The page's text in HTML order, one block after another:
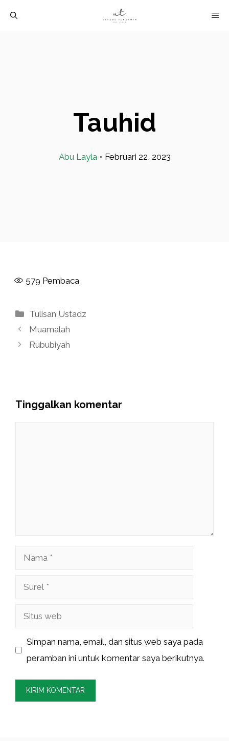
Tauhid
Abu Layla • Februari 22, 2023
579 Pembaca
Kategori
Tulisan Ustadz
Muamalah
Rububiyah
Tinggalkan komentar
Nama
Surel
Situs
Simpan nama, email, dan situs web saya pada
peramban ini untuk komentar saya berikutnya.